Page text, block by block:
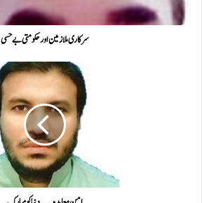
سرکاری ملازمین اور حکومتی بے حسی